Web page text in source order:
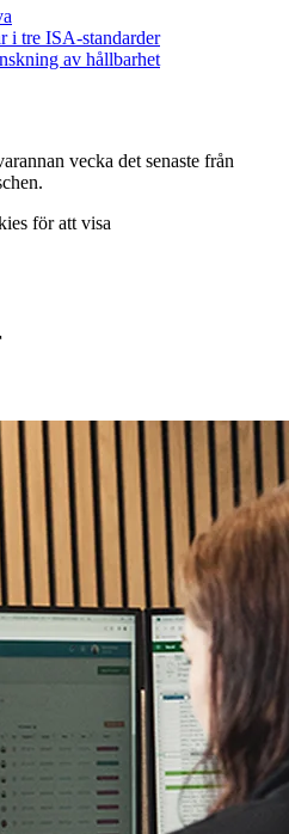
i tre ISA-standarder
av hållbarhet
vecka det senaste från
för att visa